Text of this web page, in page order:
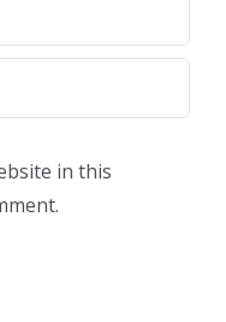
in this